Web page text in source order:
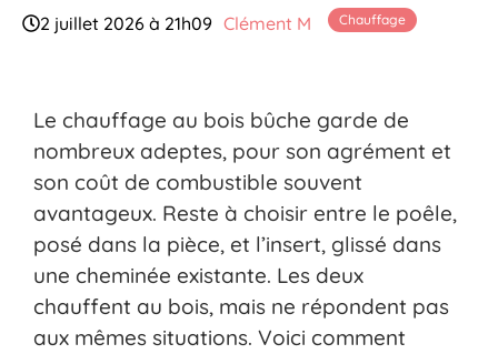
2 juillet 2026 à 21h09 Clément M Chauffage
Le chauffage au bois bûche garde de
nombreux adeptes, pour son agrément et
son coût de combustible souvent
avantageux. Reste à choisir entre le poêle,
posé dans la pièce, et l’insert, glissé dans
une cheminée existante. Les deux
chauffent au bois, mais ne répondent pas
aux mêmes situations. Voici comment